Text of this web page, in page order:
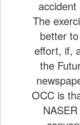
The
better
effort, if,
the
OCC is